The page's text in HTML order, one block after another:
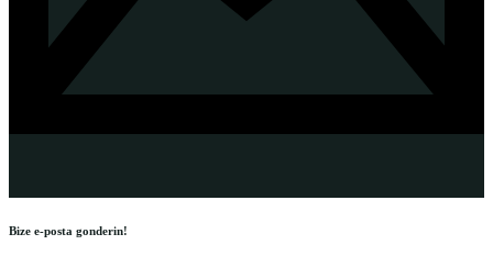
Bize e-posta gonderin!